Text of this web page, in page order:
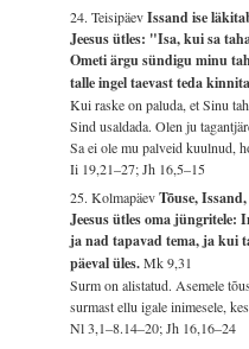
24. TeisipäevIssand ise
Jeesus ütles: "Isa, kui sa
Ometi ärgu sündigu minu
talle ingel taevast teda
Kui raske on paluda, et Sinu
Sind usaldada. Olen ju
Sa ei ole mu palveid kuulnud,
Ii 19,21–27; Jh 16,5–15
25. KolmapäevTõuse,
Jeesus ütles oma jüngritele:
ja nad tapavad tema, ja kui
päeval üles.Mk 9,31
Surm on alistatud. Asemele
surmast ellu igale inimesele,
Nl 3,1–8.14–20; Jh 16,16–24